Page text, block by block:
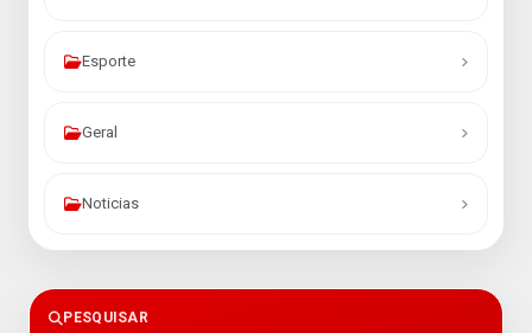
Esporte
Geral
Noticias
PESQUISAR